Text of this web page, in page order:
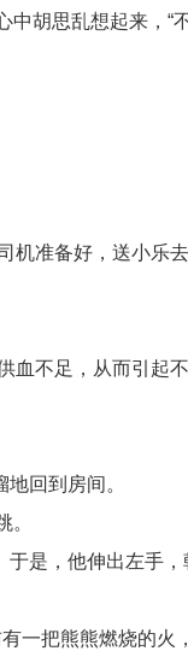
中胡思乱想起来，“
机准备好，送小乐
血不足，从而引起不
回到房间。
。
于是，他伸出左手，
一把熊熊燃烧的火